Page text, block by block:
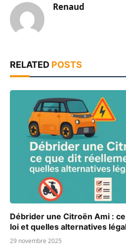
Renaud
RELATED POSTS
Débrider une Citroën Ami :
loi et quelles alternatives
29 novembre 2025